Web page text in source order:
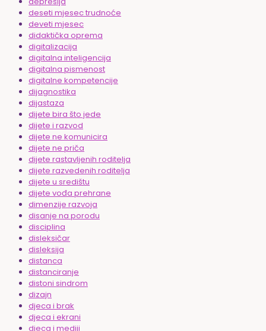
deseti mjesec trudnoće
deveti mjesec
didaktička oprema
digitalizacija
digitalna inteligencija
digitalna pismenost
digitalne kompetencije
dijagnostika
dijastaza
dijete bira što jede
dijete i razvod
dijete ne komunicira
dijete ne priča
dijete rastavljenih roditelja
dijete razvedenih roditelja
dijete u središtu
dijete vođa prehrane
dimenzije razvoja
disanje na porodu
disciplina
disleksičar
disleksija
distanca
distanciranje
distoni sindrom
dizajn
djeca i brak
djeca i ekrani
djeca i mediji